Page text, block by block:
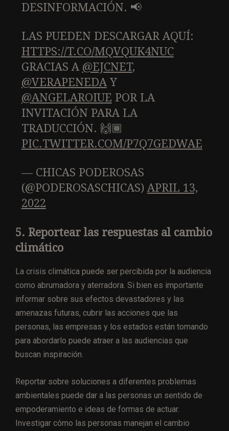
DESINFORMACIÓN. 📢
LAS PUEDEN DESCARGAR AQUÍ:
HTTPS://T.CO/MQVQUK4NUC
GRACIAS A @EJCNET,
@VERAPENEDA Y
@ANGELAROIUE POR LA
INVITACIÓN PARA LA
TRADUCCIÓN. 🙌🏾
PIC.TWITTER.COM/P7Q7GEDWAE
— CHICAS PODEROSAS
(@PODEROSASCHICAS) APRIL 13,
2022
5. Reportear las respuestas al cambio
climático
La crisis climática puede ser percibida por la audiencia
como abrumadora y aterradora. Si bien es importante
informar sobre sus efectos devastadores y las
amenazas futuras, cubrir las acciones que las
personas, las empresas y los estados están tomando
para abordarlo puede atraer a las audiencias que
buscan inspiración.
Reportar sobre soluciones a diferentes problemas
ambientales puede dar a las personas un sentido de
empoderamiento e ideas de formas de actuar.
Investigar cómo las personas manejan el cambio